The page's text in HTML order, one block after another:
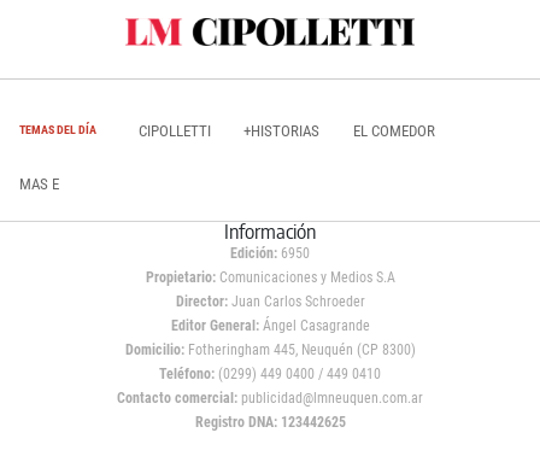
TEMAS DEL DÍA CIPOLLETTI +HISTORIAS EL COMEDOR
MAS E
Información
Edición: 6950
Propietario:Comunicaciones y Medios S.A
Director: Juan Carlos Schroeder
Editor General:Ángel Casagrande
Domicilio:Fotheringham 445, Neuquén (CP 8300)
Teléfono: (0299) 449 0400 / 449 0410
Contacto comercial: publicidad@lmneuquen.com.ar
Registro DNA: 123442625